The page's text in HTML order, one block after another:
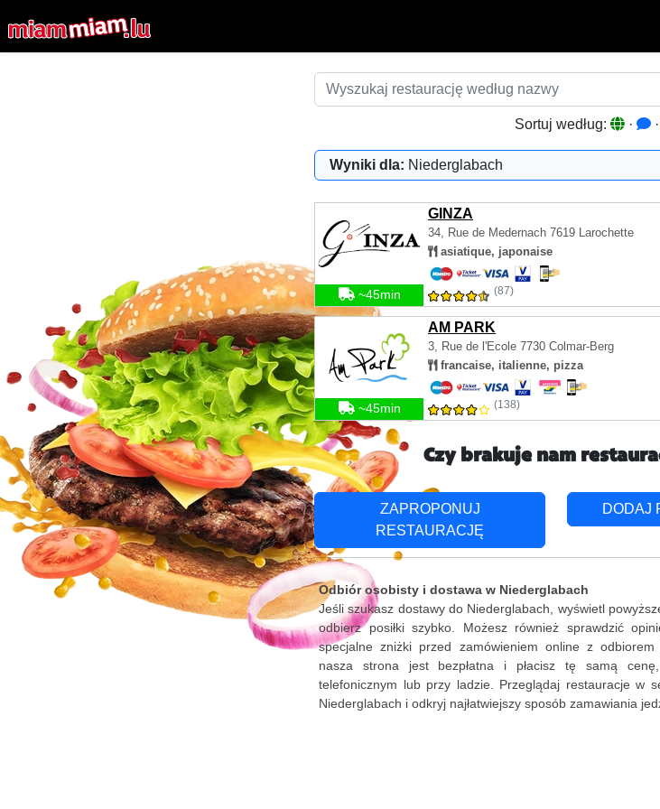
Sortuj według: · ·
Wyniki dla: Niederglabach
GINZA
34, Rue de Medernach 7619 Larochette
asiatique, japonaise
~45min (87)
AM PARK
3, Rue de l'Ecole 7730 Colmar-Berg
francaise, italienne, pizza
~45min (138)
Czy brakuje nam
ZAPROPONUJ
RESTAURACJĘ
DODAJ
Odbiór osobisty i dostawa w Niederglabach
Jeśli szukasz dostawy do Niederglabach, wyświetl
odbierz posiłki szybko. Możesz również sprawdzić
specjalne zniżki przed zamówieniem online z
nasza strona jest bezpłatna i płacisz tę samą
telefonicznym lub przy ladzie. Przeglądaj restauracje w
Niederglabach i odkryj najłatwiejszy sposób zamawiania